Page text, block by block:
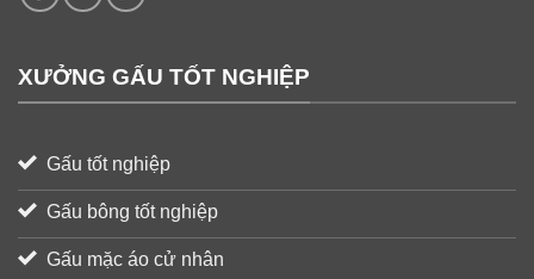
XƯỞNG GẤU TỐT NGHIỆP
Gấu tốt nghiệp
Gấu bông tốt nghiệp
Gấu mặc áo cử nhân